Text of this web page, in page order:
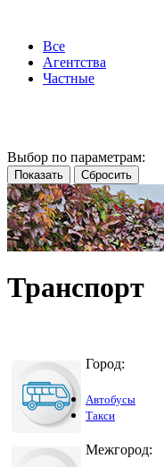
Все
Агентства
Частные
Выбор по параметрам:
Транспорт
Город:
Автобусы
Такси
Межгород: